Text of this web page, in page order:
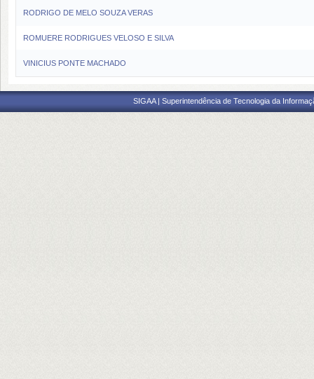
RODRIGO DE MELO SOUZA VERAS
ROMUERE RODRIGUES VELOSO E SILVA
VINICIUS PONTE MACHADO
SIGAA | Superintendência de Tecnologia da